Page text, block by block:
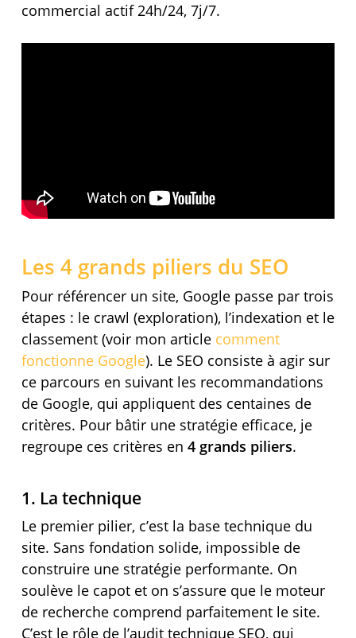
commercial actif 24h/24, 7j/7.
Les 4 grands piliers du SEO
Pour référencer un site, Google passe par trois
étapes : le crawl (exploration), l’indexation et le
classement (voir mon article comment
fonctionne Google). Le SEO consiste à agir sur
ce parcours en suivant les recommandations
de Google, qui appliquent des centaines de
critères. Pour bâtir une stratégie efficace, je
regroupe ces critères en 4 grands piliers.
1. La technique
Le premier pilier, c’est la base technique du
site. Sans fondation solide, impossible de
construire une stratégie performante. On
soulève le capot et on s’assure que le moteur
de recherche comprend parfaitement le site.
C’est le rôle de l’audit technique SEO, qui